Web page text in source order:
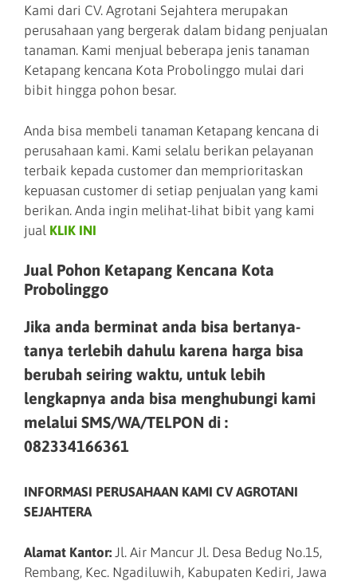
Kami dari CV. Agrotani Sejahtera merupakan
perusahaan yang bergerak dalam bidang penjualan
tanaman. Kami menjual beberapa jenis tanaman
Ketapang kencana Kota Probolinggo mulai dari
bibit hingga pohon besar.
Anda bisa membeli tanaman Ketapang kencana di
perusahaan kami. Kami selalu berikan pelayanan
terbaik kepada customer dan memprioritaskan
kepuasan customer di setiap penjualan yang kami
berikan. Anda ingin melihat-lihat bibit yang kami
jual KLIK INI
Jual Pohon Ketapang Kencana Kota
Probolinggo
Jika anda berminat anda bisa bertanya-
tanya terlebih dahulu karena harga bisa
berubah seiring waktu, untuk lebih
lengkapnya anda bisa menghubungi kami
melalui SMS/WA/TELPON di :
082334166361
INFORMASI PERUSAHAAN KAMI CV AGROTANI
SEJAHTERA
Alamat Kantor: Jl. Air Mancur Jl. Desa Bedug No.15,
Rembang, Kec. Ngadiluwih, Kabupaten Kediri, Jawa